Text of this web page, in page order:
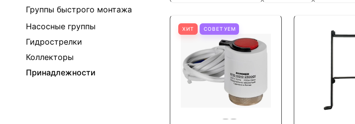
Группы быстрого монтажа
Насосные группы
Гидрострелки
Коллекторы
Принадлежности
ХИТ СОВЕТУЕМ